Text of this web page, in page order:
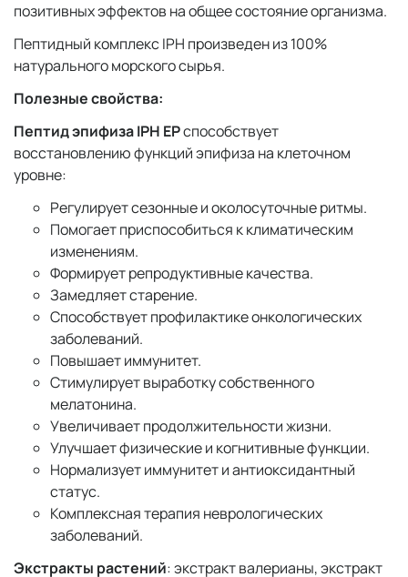
позитивных эффектов на общее состояние организма.
Пептидный комплекс IPH произведен из 100%
натурального морского сырья.
Полезные свойства:
Пептид эпифиза IPH EPспособствует
восстановлению функций эпифиза на клеточном
уровне:
Регулирует сезонные и околосуточные ритмы.
Помогает приспособиться к климатическим
изменениям.
Формирует репродуктивные качества.
Замедляет старение.
Способствует профилактике онкологических
заболеваний.
Повышает иммунитет.
Стимулирует выработку собственного
мелатонина.
Увеличивает продолжительности жизни.
Улучшает физические и когнитивные функции.
Нормализует иммунитет и антиоксидантный
статус.
Комплексная терапия неврологических
заболеваний.
Экстракты растений: экстракт валерианы, экстракт